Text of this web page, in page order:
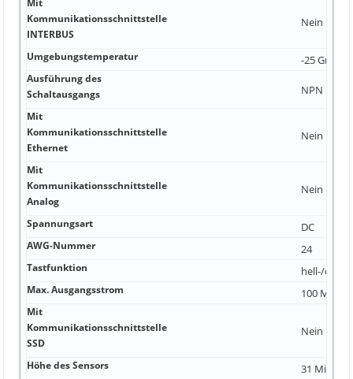
Kommunikationsschnittstelle
INTERBUS
Nein
Umgebungstemperatur -25 Grad
Ausführung des
Schaltausgangs
NPN
Mit
Kommunikationsschnittstelle
Ethernet
Nein
Mit
Kommunikationsschnittstelle
Analog
Nein
Spannungsart DC
AWG-Nummer 24
Tastfunktion hell-/
Max. Ausgangsstrom 100
Mit
Kommunikationsschnittstelle
SSD
Nein
Höhe des Sensors 31